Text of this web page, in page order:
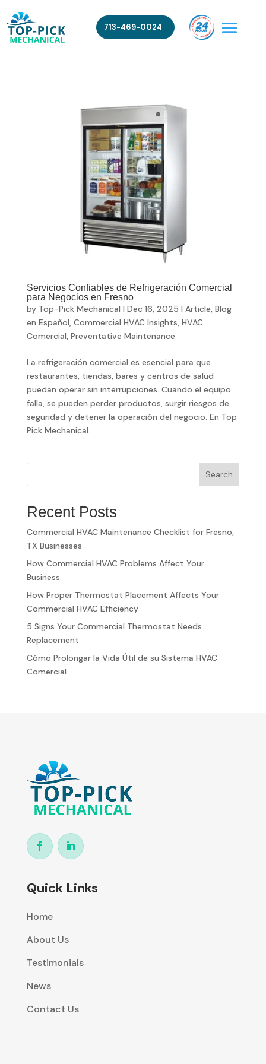
713-469-0024
Servicios Confiables de Refrigeración Comercial
para Negocios en Fresno
by Top-Pick Mechanical | Dec 16, 2025 | Article, Blog
en Español, Commercial HVAC Insights, HVAC
Comercial, Preventative Maintenance
La refrigeración comercial es esencial para que
restaurantes, tiendas, bares y centros de salud
puedan operar sin interrupciones. Cuando el equipo
falla, se pueden perder productos, surgir riesgos de
seguridad y detener la operación del negocio. En Top
Pick Mechanical...
Search
Recent Posts
Commercial HVAC Maintenance Checklist for Fresno,
TX Businesses
How Commercial HVAC Problems Affect Your
Business
How Proper Thermostat Placement Affects Your
Commercial HVAC Efficiency
5 Signs Your Commercial Thermostat Needs
Replacement
Cómo Prolongar la Vida Útil de su Sistema HVAC
Comercial
Quick Links
Home
About Us
Testimonials
News
Contact Us